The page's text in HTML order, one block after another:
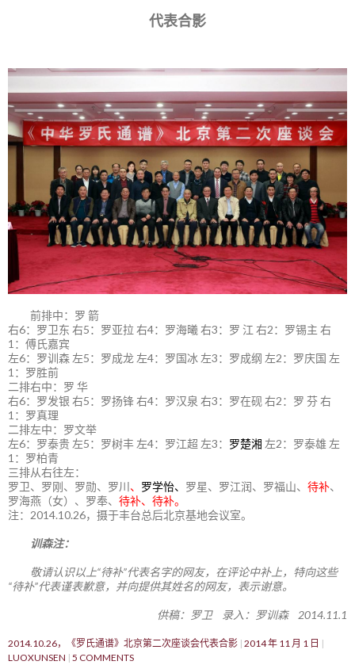
代表合影
前排中：罗 箭
右6：罗卫东 右5：罗亚拉 右4：罗海曦 右3：罗 江 右2：罗锡主 右
1：傅氏嘉宾
左6：罗训森 左5：罗成龙 左4：罗国冰 左3：罗成纲 左2：罗庆国 左
1：罗胜前
二排右中：罗 华
右6：罗发银 右5：罗扬锋 右4：罗汉泉 右3：罗在砚 右2：罗 芬 右
1：罗真理
二排左中：罗文举
左6：罗泰贵 左5：罗树丰 左4：罗江超 左3： 罗楚湘 左2：罗泰雄 左
1：罗柏青
三排从右往左：
罗卫、罗刚、罗勋、罗川 、 罗学怡、 罗星、罗江润、罗福山、 待补、
罗海燕（女）、罗奉、 待补、待补。
注：2014.10.26，摄于丰台总后北京基地会议室。
训森注：
敬请认识以上“待补”代表名字的网友，在评论中补上，特向这些
“待补”代表谨表歉意，并向提供其姓名的网友，表示谢意。
供稿：罗卫 录入：罗训森 2014.11.1
2014.10.26，《罗氏通谱》北京第二次座谈会代表合影 2014 年 11 月 1 日
LUOXUNSEN 5 COMMENTS